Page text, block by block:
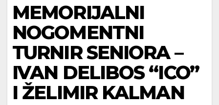
MEMORIJALNI
NOGOMENTNI
TURNIR SENIORA –
IVAN DELIBOS “ICO”
I ŽELIMIR KALMAN